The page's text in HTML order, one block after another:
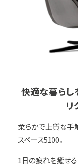
快適な暮らし
リ
柔らかで上質な手
スペース5100。
1日の疲れを癒せ